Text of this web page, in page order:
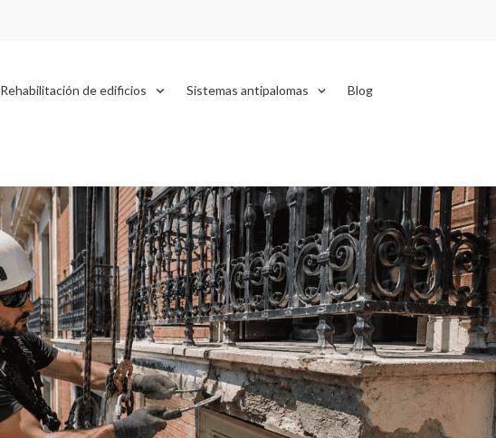
Rehabilitación de edificios Sistemas antipalomas Blog